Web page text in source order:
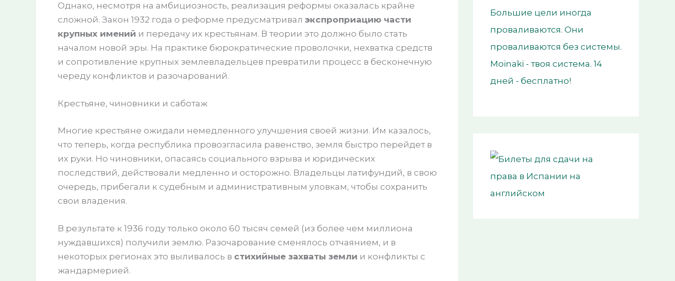
Однако, несмотря на амбициозность, реализация реформы оказалась крайне
сложной. Закон 1932 года о реформе предусматривал экспроприацию части
крупных имений и передачу их крестьянам. В теории это должно было стать
началом новой эры. На практике бюрократические проволочки, нехватка средств
и сопротивление крупных землевладельцев превратили процесс в бесконечную
череду конфликтов и разочарований.
Крестьяне, чиновники и саботаж
Многие крестьяне ожидали немедленного улучшения своей жизни. Им казалось,
что теперь, когда республика провозгласила равенство, земля быстро перейдет в
их руки. Но чиновники, опасаясь социального взрыва и юридических
последствий, действовали медленно и осторожно. Владельцы латифундий, в свою
очередь, прибегали к судебным и административным уловкам, чтобы сохранить
свои владения.
В результате к 1936 году только около 60 тысяч семей (из более чем миллиона
нуждавшихся) получили землю. Разочарование сменялось отчаянием, и в
некоторых регионах это выливалось в стихийные захваты земли и конфликты с
жандармерией.
Большие цели иногда
проваливаются. Они
проваливаются без системы.
Moinaki - твоя система. 14
дней - бесплатно!